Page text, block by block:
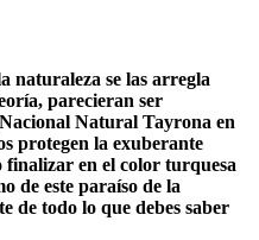
naturaleza se las arregla
parecieran ser
Natural Tayrona en
protegen la exuberante
finalizar en el color turquesa
de este paraíso de la
de todo lo que debes saber